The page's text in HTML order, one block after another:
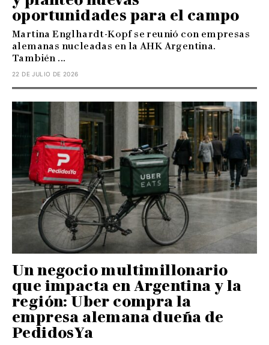
oportunidades para el campo
Martina Englhardt-Kopf se reunió con empresas
alemanas nucleadas en la AHK Argentina.
También ...
22 DE JULIO DE 2026
Un negocio multimillonario
que impacta en Argentina y la
región: Uber compra la
empresa alemana dueña de
PedidosYa